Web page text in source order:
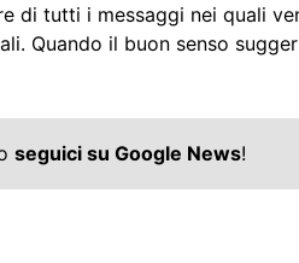
di tutti i messaggi nei quali
Quando il buon senso
seguici su Google News!